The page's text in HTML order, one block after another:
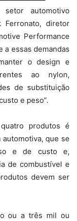
automotivo
Ferronato, diretor
Performance
a essas demandas
o design e
ao nylon,
de substituição
e peso”.
produtos é
que se
e de custo e,
de combustível e
devem ser
ou a três mil ou